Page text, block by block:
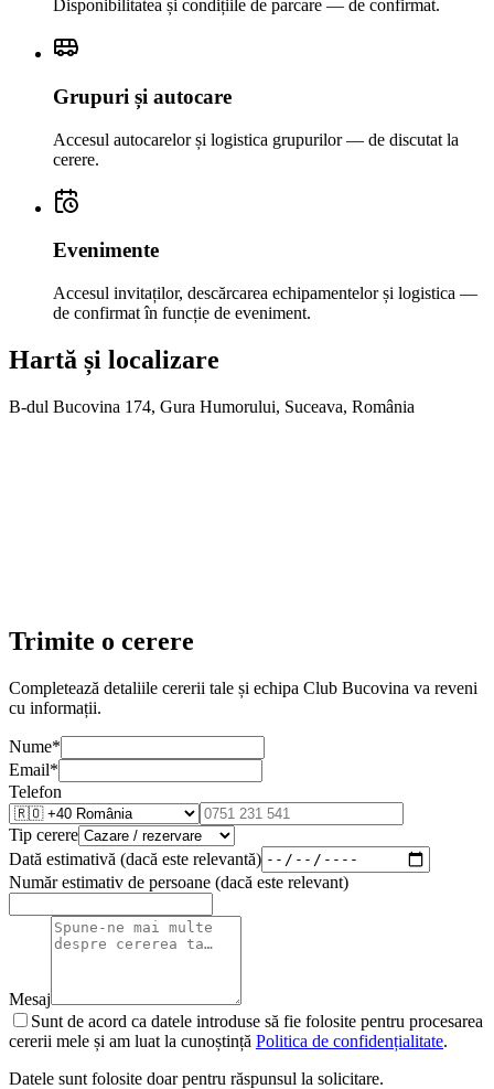
Disponibilitatea și condițiile de parcare — de confirmat.
Grupuri și autocare
Accesul autocarelor și logistica grupurilor — de discutat la
cerere.
Evenimente
Accesul invitaților, descărcarea echipamentelor și logistica —
de confirmat în funcție de eveniment.
Hartă și localizare
B-dul Bucovina 174, Gura Humorului, Suceava, România
Trimite o cerere
Completează detaliile cererii tale și echipa Club Bucovina va reveni
cu informații.
Nume*
Email*
Telefon
Tip cerere
Dată estimativă (dacă este relevantă)
Număr estimativ de persoane (dacă este relevant)
Mesaj
Sunt de acord ca datele introduse să fie folosite pentru procesarea
cererii mele și am luat la cunoștință Politica de confidențialitate.
Datele sunt folosite doar pentru răspunsul la solicitare.